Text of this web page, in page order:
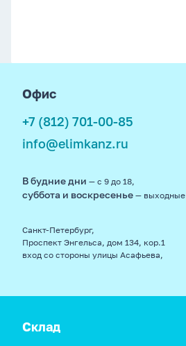
Офис
+7 (812) 701-00-85
info@elimkanz.ru
В будние дни — с 9 до 18,
суббота и воскресенье — выходные
Санкт-Петербург,
Проспект Энгельса, дом 134, кор.1
вход со стороны улицы Асафьева,
Склад